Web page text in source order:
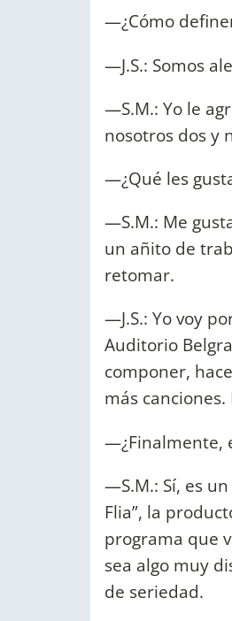
—¿Cómo
—J.S.: Somos
—S.M.: Yo le
nosotros dos y
—¿Qué les
—S.M.: Me
un añito de
retomar.
—J.S.: Yo voy
Auditorio
componer,
más
—¿Finalmente,
—S.M.: Sí, es
Flia”, la
programa que
sea algo muy
de seriedad.